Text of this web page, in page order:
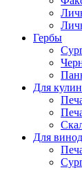
Гербы
Для
Для